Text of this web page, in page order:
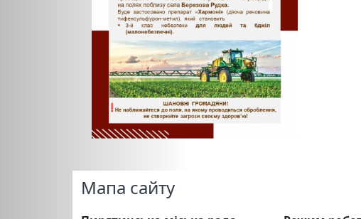
Мапа сайту